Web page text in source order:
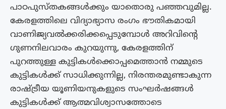
പാഠപുസ്‌തകങ്ങൾക്കും യാതൊരു പഞ്ഞവുമില്ല.
കേരളത്തിലെ വിദ്യാഭ്യാസ രംഗം ഭൗതികമായി
വാണിജ്യവൽക്കരിക്കപ്പെടുമ്പോൾ അറിവിൻ്റെ
ഗുണനിലവാരം കുറയുന്നു, കേരളത്തിന്
പുറത്തുള്ള കുട്ടികൾക്കൊപ്പമെത്താൻ നമ്മുടെ
കുട്ടികൾക്ക് സാധിക്കുന്നില്ല, നിരന്തരമുണ്ടാകുന്ന
രാഷ്ട്രീയ യൂണിയനുകളുടെ സംഘർഷങ്ങൾ
കുട്ടികൾക്ക് ആത്മവിശ്വാസത്തോടെ